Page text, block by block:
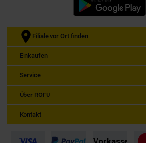
Filiale vor Ort finden
Einkaufen
Service
Über ROFU
Kontakt